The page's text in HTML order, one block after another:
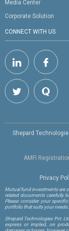
Media Center
Corporate Solution
CONNECT WITH US
Shepard
AMFI
Privacy
Mutual fund investments are
related documents carefully
Please consider your
portfolio that suits your needs.
Shepard Technologies Pvt.
express or implied, on